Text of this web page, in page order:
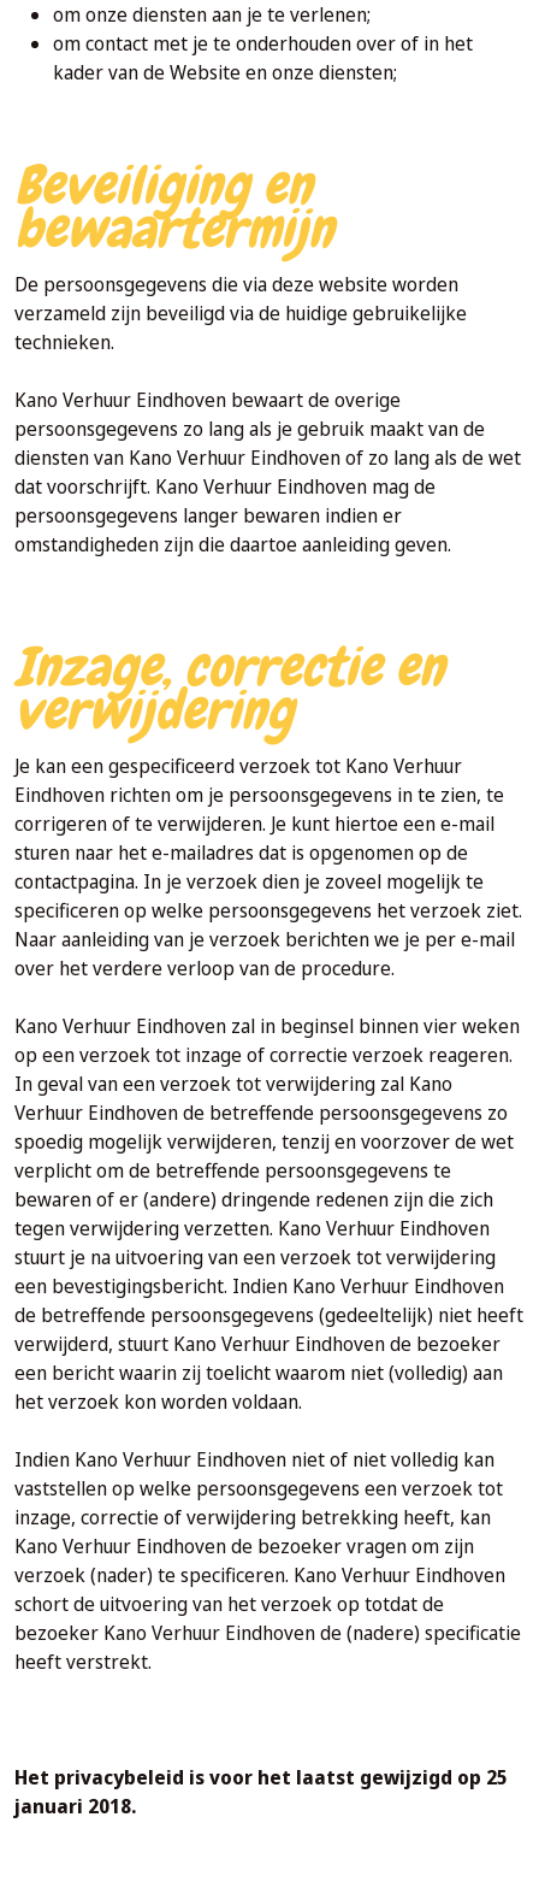
om onze diensten aan je te verlenen;
om contact met je te onderhouden over of in het
kader van de Website en onze diensten;
Beveiliging en
bewaartermijn
De persoonsgegevens die via deze website worden
verzameld zijn beveiligd via de huidige gebruikelijke
technieken.
Kano Verhuur Eindhoven bewaart de overige
persoonsgegevens zo lang als je gebruik maakt van de
diensten van Kano Verhuur Eindhoven of zo lang als de wet
dat voorschrijft. Kano Verhuur Eindhoven mag de
persoonsgegevens langer bewaren indien er
omstandigheden zijn die daartoe aanleiding geven.
Inzage, correctie en
verwijdering
Je kan een gespecificeerd verzoek tot Kano Verhuur
Eindhoven richten om je persoonsgegevens in te zien, te
corrigeren of te verwijderen. Je kunt hiertoe een e-mail
sturen naar het e-mailadres dat is opgenomen op de
contactpagina. In je verzoek dien je zoveel mogelijk te
specificeren op welke persoonsgegevens het verzoek ziet.
Naar aanleiding van je verzoek berichten we je per e-mail
over het verdere verloop van de procedure.
Kano Verhuur Eindhoven zal in beginsel binnen vier weken
op een verzoek tot inzage of correctie verzoek reageren.
In geval van een verzoek tot verwijdering zal Kano
Verhuur Eindhoven de betreffende persoonsgegevens zo
spoedig mogelijk verwijderen, tenzij en voorzover de wet
verplicht om de betreffende persoonsgegevens te
bewaren of er (andere) dringende redenen zijn die zich
tegen verwijdering verzetten. Kano Verhuur Eindhoven
stuurt je na uitvoering van een verzoek tot verwijdering
een bevestigingsbericht. Indien Kano Verhuur Eindhoven
de betreffende persoonsgegevens (gedeeltelijk) niet heeft
verwijderd, stuurt Kano Verhuur Eindhoven de bezoeker
een bericht waarin zij toelicht waarom niet (volledig) aan
het verzoek kon worden voldaan.
Indien Kano Verhuur Eindhoven niet of niet volledig kan
vaststellen op welke persoonsgegevens een verzoek tot
inzage, correctie of verwijdering betrekking heeft, kan
Kano Verhuur Eindhoven de bezoeker vragen om zijn
verzoek (nader) te specificeren. Kano Verhuur Eindhoven
schort de uitvoering van het verzoek op totdat de
bezoeker Kano Verhuur Eindhoven de (nadere) specificatie
heeft verstrekt.
Het privacybeleid is voor het laatst gewijzigd op 25
januari 2018.